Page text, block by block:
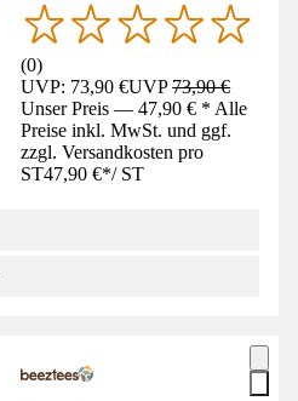
(0)
UVP: 73,90 €UVP73,90 €
Unser Preis — 47,90 € * Alle
Preise inkl. MwSt. und ggf.
zzgl. Versandkosten pro
ST47,90 €*/ ST